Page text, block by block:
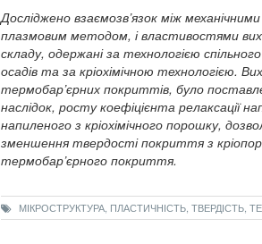
Досліджено взаємозв’язок між
плазмовим методом, і властивостями
складу, одержані за технологією
осадів та за кріохімічною технологією.
термобар’єрних покриттів, було
наслідок, росту коефіцієнта релаксації
напиленого з кріохімічного порошку,
зменшення твердості покриття з
термобар’єрного покриття.
МІКРОСТРУКТУРА, ПЛАСТИЧНІСТЬ, ТВЕРДІСТЬ,